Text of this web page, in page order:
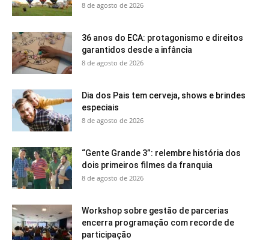
8 de agosto de 2026
36 anos do ECA: protagonismo e direitos
garantidos desde a infância
8 de agosto de 2026
Dia dos Pais tem cerveja, shows e brindes
especiais
8 de agosto de 2026
“Gente Grande 3”: relembre história dos
dois primeiros filmes da franquia
8 de agosto de 2026
Workshop sobre gestão de parcerias
encerra programação com recorde de
participação